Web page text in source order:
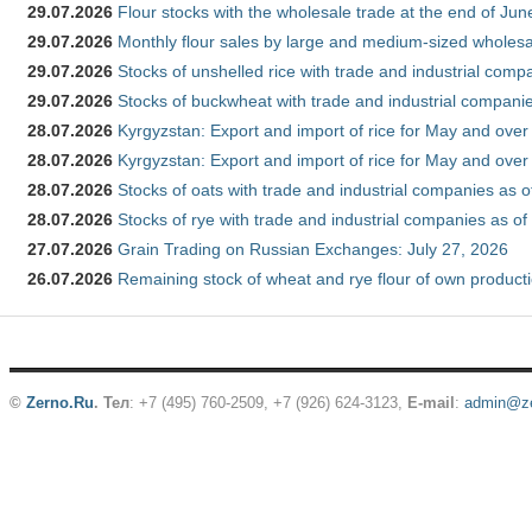
29.07.2026 Flour stocks with the wholesale trade at the end of
29.07.2026 Monthly flour sales by large and medium-sized
29.07.2026 Stocks of unshelled rice with trade and industrial
29.07.2026 Stocks of buckwheat with trade and industrial
28.07.2026 Kyrgyzstan: Export and import of rice for May and
28.07.2026 Kyrgyzstan: Export and import of rice for May and
28.07.2026 Stocks of oats with trade and industrial companies as
28.07.2026 Stocks of rye with trade and industrial companies as
27.07.2026 Grain Trading on Russian Exchanges: July 27, 2026
26.07.2026 Remaining stock of wheat and rye flour of own
© Zerno.Ru. Тел: +7 (495) 760-2509, +7 (926) 624-3123 E-mail: